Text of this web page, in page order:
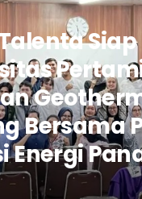
Siap
Bersama
Energi